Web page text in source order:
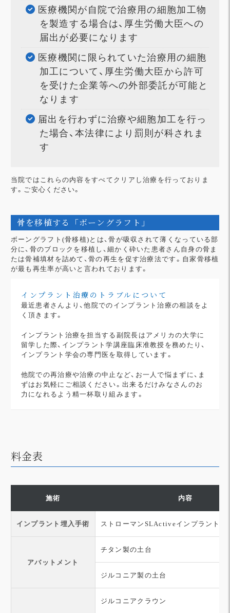
医療機関が自院で治療用の細胞加工物
を製造する場合は、厚生労働大臣への
届出が必要になります
医療機関に限られていた治療用の細胞
加工について、厚生労働大臣から許可
を受けた企業等への外部委託が可能と
なります
届出を行わずに治療や細胞加工を行っ
た場合、本法律により罰則が科されま
す
当院ではこれらの内容をすべてクリアし治療を行っておりま
す。ご安心ください。
骨を移植する「ボーングラフト」
ボーングラフト(骨移植)とは、骨が吸収されて薄くなっている部
分に、骨のブロックを移植し、細かく砕いた患者さん自身の骨ま
たは骨補填材を詰めて、骨の再生を促す治療法です。自家骨移植
が最も再生率が高いと言われております。
インプラント治療のトラブルについて
最近患者さんより、他院でのインプラント治療の相談をよ
く頂きます。
インプラント治療を担当する副院長はアメリカの大学に
留学した際、インプラント学講座臨床准教授を務めたり、
インプラント学会の専門医を取得しています。
他院での再治療や治療の中止など、お一人で悩まずに、ま
ずはお気軽にご相談ください。出来るだけみなさんのお
力になれるよう精一杯取り組みます。
料金表
施術 内容
インプラント埋入手術 ストローマンSLActiveインプラントを
アバットメント
チタン製の土台
ジルコニア製の土台
ジルコニアクラウン